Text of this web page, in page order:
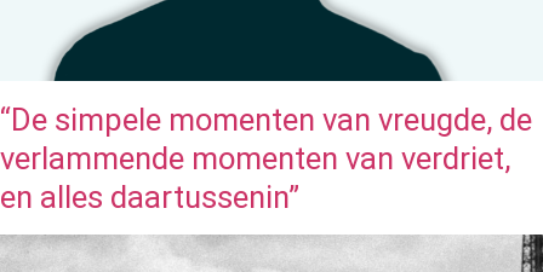
“De simpele momenten van vreugde, de
verlammende momenten van verdriet,
en alles daartussenin”